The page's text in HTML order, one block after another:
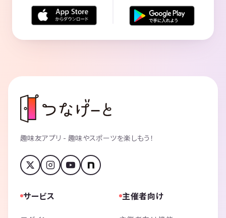
趣味友アプリ - 趣味やスポーツを楽しもう！
サービス 主催者向け